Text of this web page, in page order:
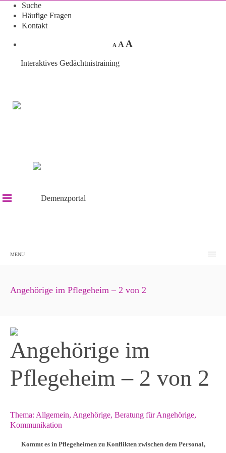
Suche
Häufige Fragen
Kontakt
A A A
Interaktives Gedächtnistraining
MENU
Angehörige im Pflegeheim – 2 von 2
Angehörige im
Pflegeheim – 2 von 2
Thema: Allgemein, Angehörige, Beratung für Angehörige,
Kommunikation
Kommt es in Pflegeheimen zu Konflikten zwischen dem Personal,